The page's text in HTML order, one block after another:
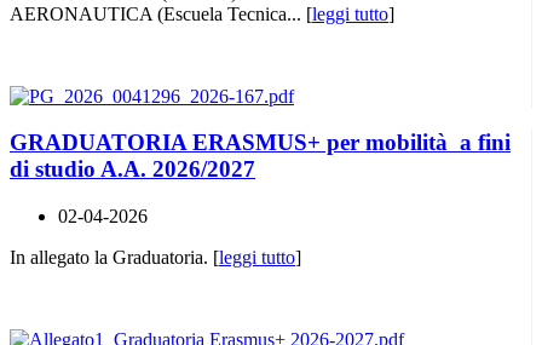
AERONAUTICA (Escuela Tecnica... [leggi tutto]
GRADUATORIA ERASMUS+ per mobilità a fini
di studio A.A. 2026/2027
02-04-2026
In allegato la Graduatoria. [leggi tutto]